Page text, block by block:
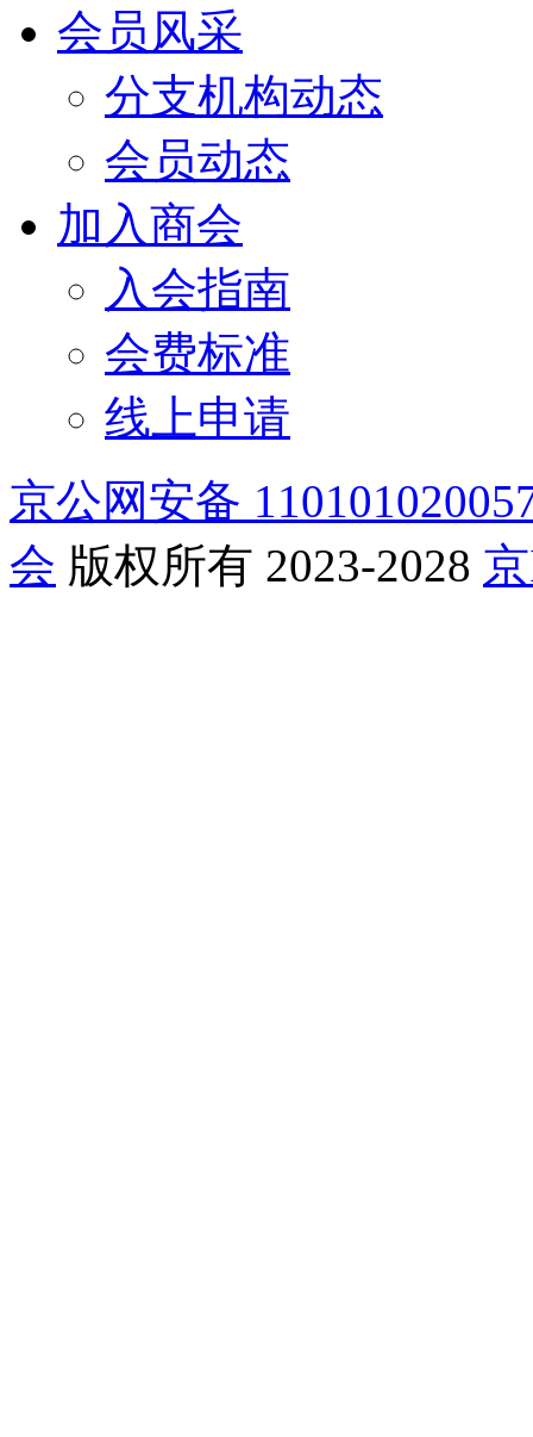
会员风采
分支机构动态
会员动态
加入商会
入会指南
会费标准
线上申请
京公网安备
会 版权所有 2023-2028